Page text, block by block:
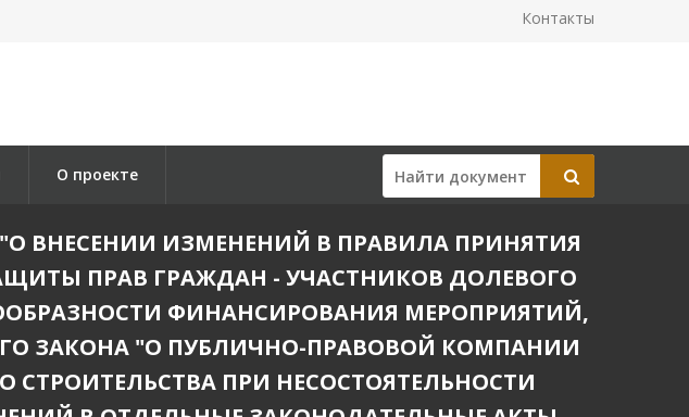
Контакты
О проекте
"О ВНЕСЕНИИ ИЗМЕНЕНИЙ В ПРАВИЛА ПРИНЯТИЯ
ПРАВ ГРАЖДАН - УЧАСТНИКОВ ДОЛЕВОГО
ФИНАНСИРОВАНИЯ МЕРОПРИЯТИЙ,
ЗАКОНА "О ПУБЛИЧНО-ПРАВОВОЙ КОМПАНИИ
ПРИ НЕСОСТОЯТЕЛЬНОСТИ